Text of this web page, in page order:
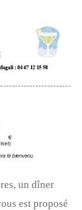
un dîner
est proposé